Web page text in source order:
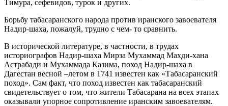
Тимура, сефевидов, турок и других.
Борьбу табасаранского народа против иранского завоевателя
Надир-шаха, пожалуй, трудно с чем- то сравнить.
В исторической литературе, в частности, в трудах
историографов Надир-шаха Мирза Мухаммад Махди-хана
Астрабади и Мухаммада Казима, поход Надир-шаха в
Дагестан весной –летом в 1741 известен как «Табасаранский
поход». Сам факт, что поход известен как табасаранский
свидетельствует о том, что жители Табасарана на всех этапах
оказывали упорное сопротивление иранским завоевателям.